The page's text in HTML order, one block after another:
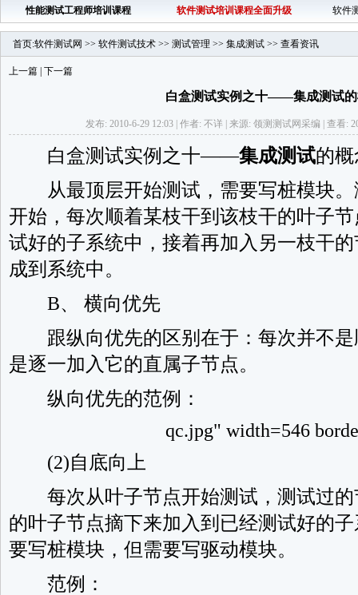
性能测试工程师培训课程 软件测试培训课程全面升级 软件
首页:软件测试网 >> 软件测试技术 >> 测试管理 >> 集成测试 >> 查看资讯
上一篇 下一篇
白盒测试实例之十——集成测试
发布: 2010-6-29 12:03 | 作者: 不详 | 来源: 领测测试网采编 | 查看:
白盒测试实例之十——集成测试的
从最顶层开始测试，需要写桩模块。
开始，每次顺着某枝干到该枝干的叶子
试好的子系统中，接着再加入另一枝干
成到系统中。
B、 横向优先
跟纵向优先的区别在于：每次并不是
是逐一加入它的直属子节点。
纵向优先的范例：
qc.jpg" width=546
(2)自底向上
每次从叶子节点开始测试，测试过的
的叶子节点摘下来加入到已经测试好的
要写桩模块，但需要写驱动模块。
范例：